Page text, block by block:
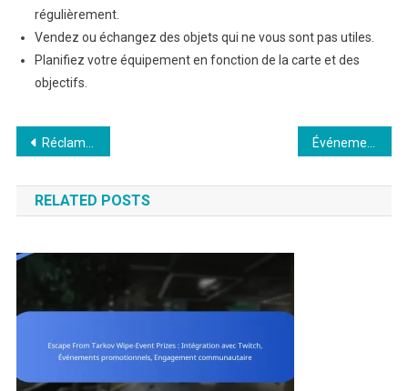
régulièrement.
Vendez ou échangez des objets qui ne vous sont pas utiles.
Planifiez votre équipement en fonction de la carte et des
objectifs.
Post
navigation
Réclamations de cadeaux Escape From Tarkov : Types de récompenses, Limites de réclamation, Expériences utilisateur
RELATED POSTS